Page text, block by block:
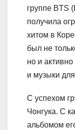
группе BTS
получила
хитом в
был не
но и активно
и музыки
С успехом
Чонгука. С
альбомом